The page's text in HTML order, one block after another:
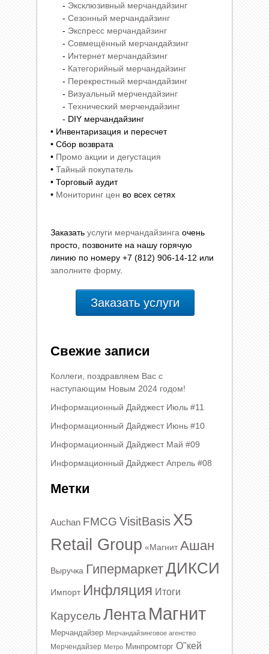
- Эксклюзивный мерчандайзинг
- Сезонный мерчандайзинг
- Экспресс мерчандайзинг
- Совмещённый мерчандайзинг
- Интернет мерчандайзинг
- Категорийный мерчандайзинг
- Перекрестный мерчандайзинг
- Визуальный мерчендайзинг
- Технический мерчендайзинг
- DIY мерчандайзинг
• Инвентаризация и пересчет
• Сбор возврата
• Промо акции и дегустация
• Тайный покупатель
• Торговый аудит
• Мониторинг цен во всех сетях
Заказать услуги мерчандайзинга очень
просто, позвоните на нашу горячую
линию по номеру +7 (812) 906-14-12 или
заполните форму.
Заказать услуги
Свежие записи
Коллеги, поздравляем Вас с
наступающим Новым 2024 годом!
Информационный Дайджест Июль #11
Информационный Дайджест Июнь #10
Информационный Дайджест Май #09
Информационный Дайджест Апрель #08
Метки
Auchan FMCG VisitBasis X5
Retail Group «Магнит Ашан
Выручка ГипермаркетДИКСИ
Импорт Инфляция Итоги
Карусель Лента Магнит
Мерчандайзер Мерчандайзинговое агенство
Мерчендайзер Метро Минпромторг О"кей